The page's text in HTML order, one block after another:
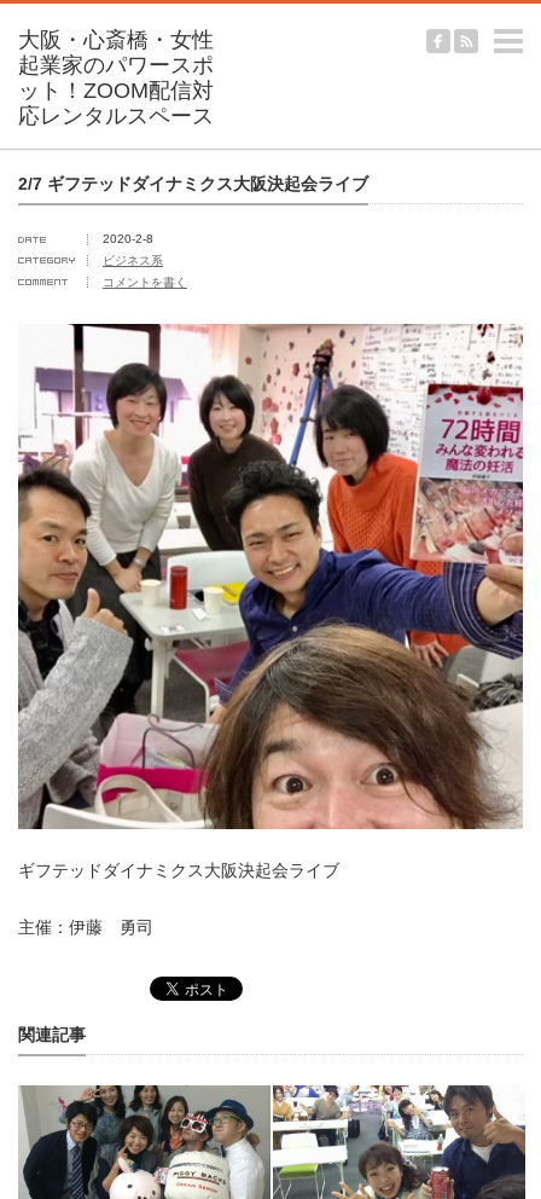
2/7 ギフテッドダイナミクス大阪決起会ライブ
2020-2-8
ビジネス系
コメントを書く
ギフテッドダイナミクス大阪決起会ライブ
主催：伊藤 勇司
関連記事